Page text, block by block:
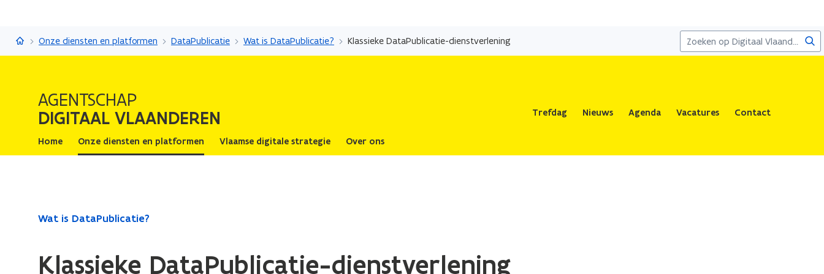
en
naar
Digitaal Vlaanderen
Onze diensten en platformen DataPublicatie Wat is DataPublicatie? Klassieke DataPublicatie-dienstverlening
AGENTSCHAP
DIGITAAL VLAANDEREN Trefdag Nieuws Agenda Vacatures Contact
Home Onze diensten en platformen Vlaamse digitale strategie Over ons
Gedaan
Wat is DataPublicatie?
Klassieke DataPublicatie-dienstverlening